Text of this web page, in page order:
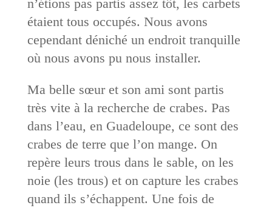
n’étions pas partis assez tôt, les carbets
étaient tous occupés. Nous avons
cependant déniché un endroit tranquille
où nous avons pu nous installer.
Ma belle sœur et son ami sont partis
très vite à la recherche de crabes. Pas
dans l’eau, en Guadeloupe, ce sont des
crabes de terre que l’on mange. On
repère leurs trous dans le sable, on les
noie (les trous) et on capture les crabes
quand ils s’échappent. Une fois de